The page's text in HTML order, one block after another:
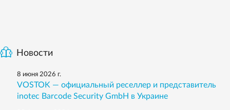
Новости
8 июня 2026 г.
VOSTOK — официальный реселлер и представитель
inotec Barcode Security GmbH в Украине